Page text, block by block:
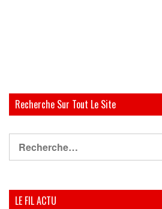
Recherche Sur Tout Le Site
LE FIL ACTU